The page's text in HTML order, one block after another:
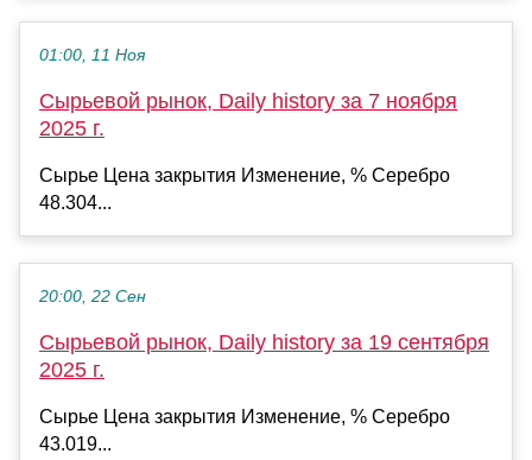
01:00, 11 Ноя
Сырьевой рынок, Daily history за 7 ноября
2025 г.
Сырье Цена закрытия Изменение, % Серебро
48.304...
20:00, 22 Сен
Сырьевой рынок, Daily history за 19 сентября
2025 г.
Сырье Цена закрытия Изменение, % Серебро
43.019...